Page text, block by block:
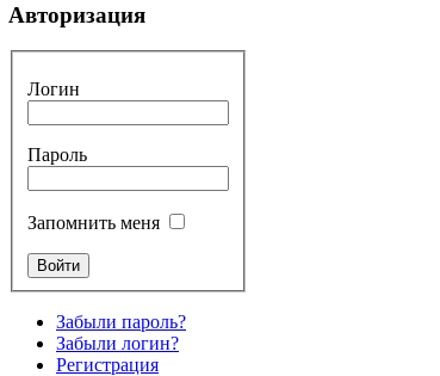
Авторизация
Логин
Пароль
Запомнить меня
Забыли пароль?
Забыли логин?
Регистрация